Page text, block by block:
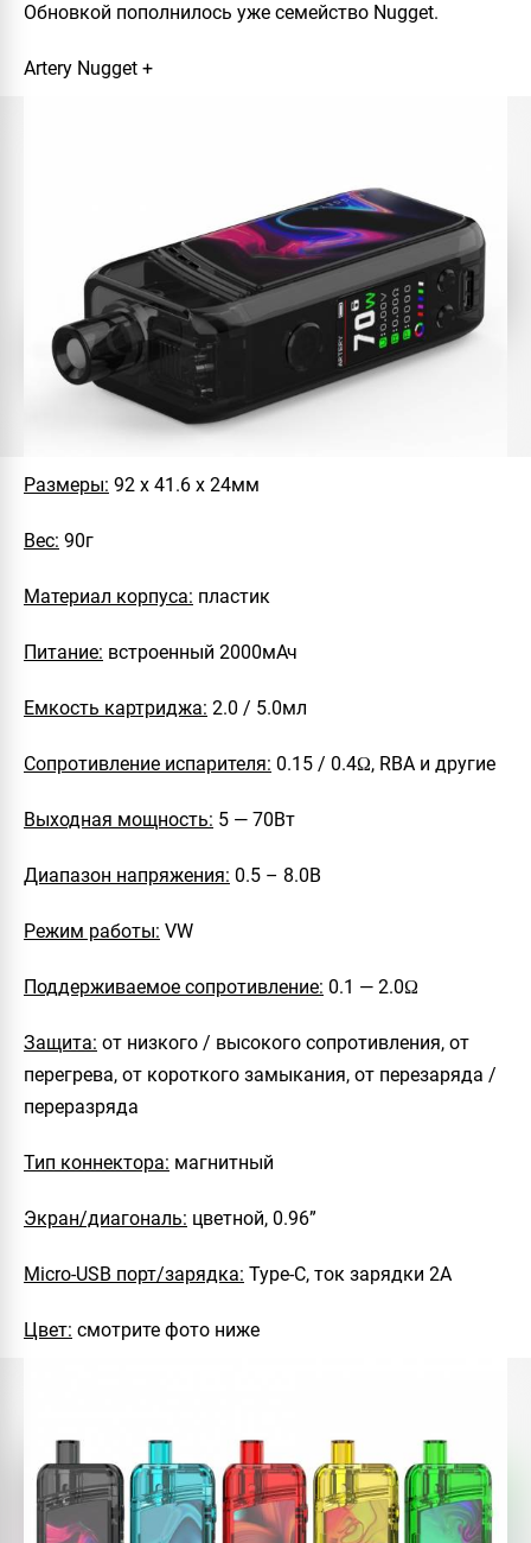
Обновкой пополнилось уже семейство Nugget.
Artery Nugget +
Размеры: 92 х 41.6 х 24мм
Вес: 90г
Материал корпуса: пластик
Питание: встроенный 2000мАч
Емкость картриджа: 2.0 / 5.0мл
Сопротивление испарителя: 0.15 / 0.4Ω, RBA и другие
Выходная мощность: 5 — 70Вт
Диапазон напряжения: 0.5 – 8.0В
Режим работы: VW
Поддерживаемое сопротивление: 0.1 — 2.0Ω
Защита: от низкого / высокого сопротивления, от
перегрева, от короткого замыкания, от перезаряда /
переразряда
Тип коннектора: магнитный
Экран/диагональ: цветной, 0.96”
Micro-USB порт/зарядка: Type-C, ток зарядки 2А
Цвет: смотрите фото ниже